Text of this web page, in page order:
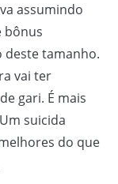
assumindo
bônus
tamanho.
vai ter
gari. É mais
suicida
do que